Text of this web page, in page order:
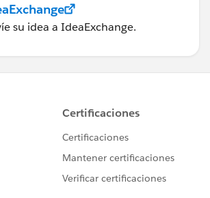
su idea a IdeaExchange.